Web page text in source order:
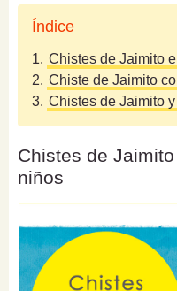
Índice
1. Chistes de Jaimito
2. Chiste de Jaimito
3. Chistes de Jaimito
Chistes de
niños